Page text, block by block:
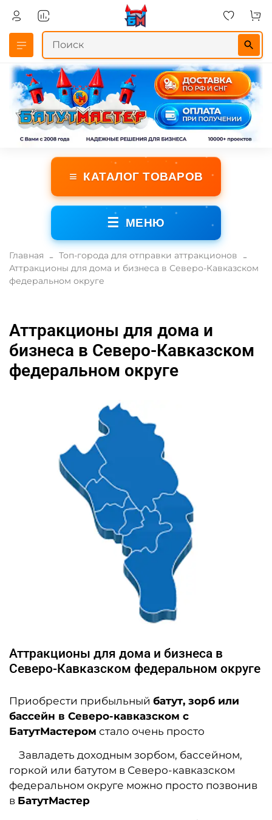
≡ КАТАЛОГ ТОВАРОВ
☰ МЕНЮ
Главная
Топ-города для отправки аттракционов
Аттракционы для дома и бизнеса в Северо-Кавказском
федеральном округе
Аттракционы для дома и
бизнеса в Северо-Кавказском
федеральном округе
Аттракционы для дома и бизнеса в
Северо-Кавказском федеральном округе
Приобрести прибыльный батут, зорб или
бассейн в Северо-кавказском с
БатутМастером стало очень просто
Завладеть доходным зорбом, бассейном,
горкой или батутом в Северо-кавказском
федеральном округе можно просто позвонив
в БатутМастер